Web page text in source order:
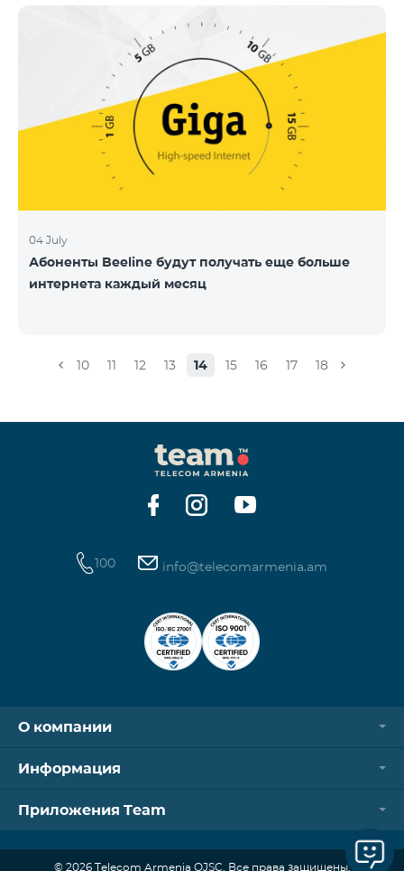
04 July
Абоненты Beeline будут получать еще больше
интернета каждый месяц
10 11 12 13 14 15 16 17 18
100 info@telecomarmenia.am
О компании
Информация
Приложения Team
© 2026 Telecom Armenia OJSC. Все права защищены.